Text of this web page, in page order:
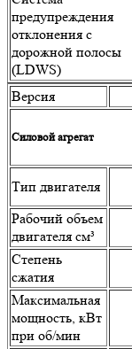
предупреждения
отклонения с
дорожной полосы
(LDWS)
Версия
Силовой агрегат
Тип двигателя
Рабочий объем
двигателя см³
Степень
сжатия
Максимальная
мощность, кВт
при об/мин